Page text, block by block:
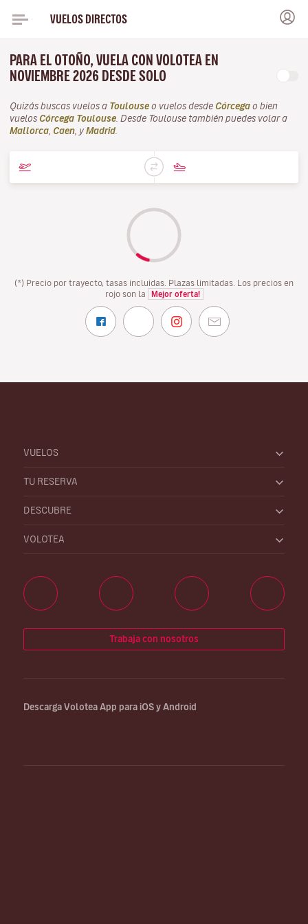
VUELOS DIRECTOS
PARA EL OTOÑO, VUELA CON VOLOTEA EN
NOVIEMBRE 2026 DESDE SOLO
Quizás buscas vuelos a Toulouse o vuelos desde Córcega o bien
vuelos Córcega Toulouse . Desde Toulouse también puedes volar a
Mallorca Caen , y Madrid
(*) Precio por trayecto, tasas incluidas. Plazas limitadas. Los precios en
rojo son la
Mejor oferta!
VUELOS
TU RESERVA
DESCUBRE
VOLOTEA
Trabaja con nosotros
Descarga Volotea App para iOS y Android